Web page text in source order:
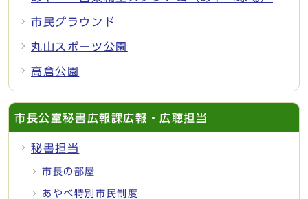
市民グラウンド
丸山スポーツ公園
高倉公園
市長公室秘書広報課広報・広聴担当
秘書担当
市長の部屋
あやべ特別市民制度